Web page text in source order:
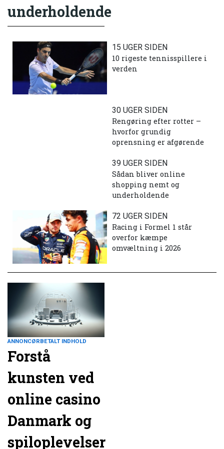
underholdende
15 UGER SIDEN
10 rigeste tennisspillere i
verden
30 UGER SIDEN
Rengøring efter rotter –
hvorfor grundig
oprensning er afgørende
39 UGER SIDEN
Sådan bliver online
shopping nemt og
underholdende
72 UGER SIDEN
Racing i Formel 1 står
overfor kæmpe
omvæltning i 2026
ANNONCØRBETALT INDHOLD
Forstå
kunsten ved
online casino
Danmark og
spiloplevelser